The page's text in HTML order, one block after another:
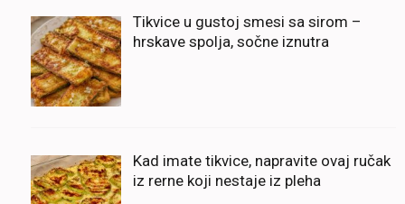
Tikvice u gustoj smesi sa sirom –
hrskave spolja, sočne iznutra
Kad imate tikvice, napravite ovaj ručak
iz rerne koji nestaje iz pleha